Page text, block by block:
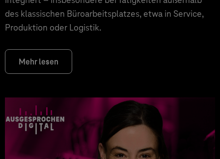
des klassischen Büroarbeitsplatzes, etwa in Service,
Produktion oder Logistik.
Mehr lesen